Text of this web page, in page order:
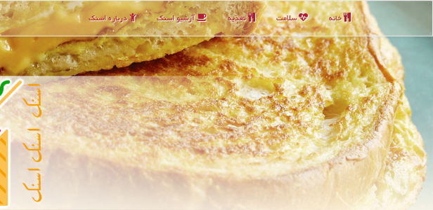
خانه سلامت تغذیه آرشیو اسنك درباره اسنك